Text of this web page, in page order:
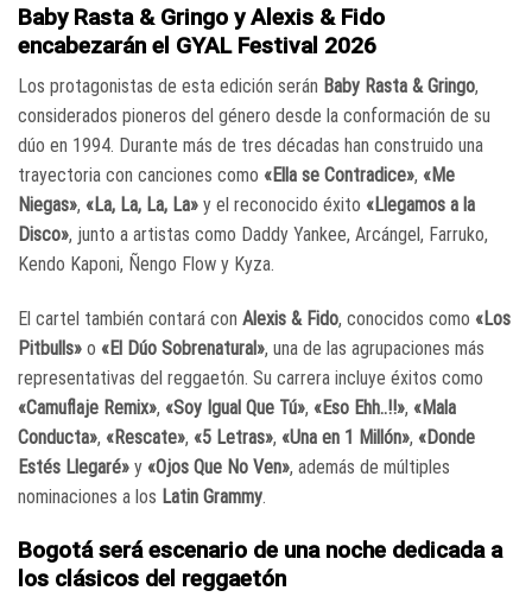
Baby Rasta & Gringo y Alexis & Fido
encabezarán el GYAL Festival 2026
Los protagonistas de esta edición serán Baby Rasta & Gringo,
considerados pioneros del género desde la conformación de su
dúo en 1994. Durante más de tres décadas han construido una
trayectoria con canciones como «Ella se Contradice», «Me
Niegas», «La, La, La, La» y el reconocido éxito «Llegamos a la
Disco», junto a artistas como Daddy Yankee, Arcángel, Farruko,
Kendo Kaponi, Ñengo Flow y Kyza.
El cartel también contará con Alexis & Fido, conocidos como «Los
Pitbulls» o «El Dúo Sobrenatural», una de las agrupaciones más
representativas del reggaetón. Su carrera incluye éxitos como
«Camuflaje Remix», «Soy Igual Que Tú», «Eso Ehh..!!», «Mala
Conducta», «Rescate», «5 Letras», «Una en 1 Millón», «Donde
Estés Llegaré» y «Ojos Que No Ven», además de múltiples
nominaciones a los Latin Grammy.
Bogotá será escenario de una noche dedicada a
los clásicos del reggaetón